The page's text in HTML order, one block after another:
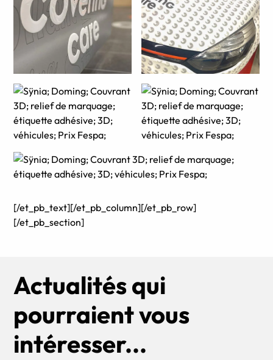
[/et_pb_text][/et_pb_column][/et_pb_row]
[/et_pb_section]
Actualités qui
pourraient vous
intéresser...